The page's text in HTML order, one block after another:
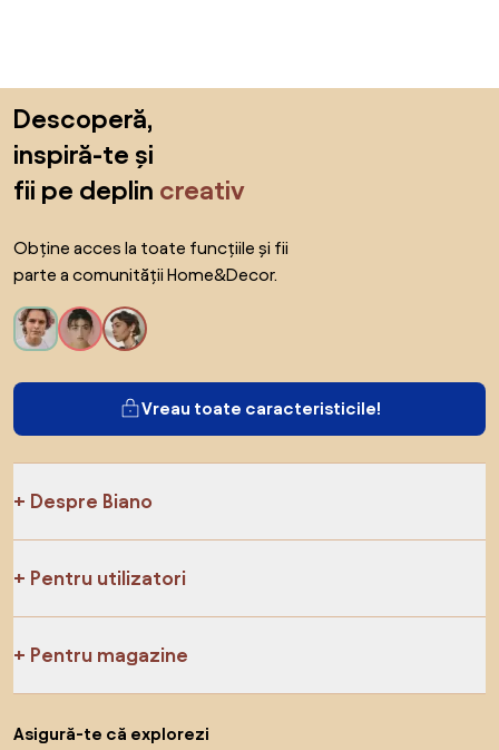
Descoperă,
inspiră-te și
fii pe deplin creativ
Obține acces la toate funcțiile și fii
parte a comunității Home&Decor.
Vreau toate caracteristicile!
Despre Biano
Pentru utilizatori
Pentru magazine
Asigură-te că explorezi